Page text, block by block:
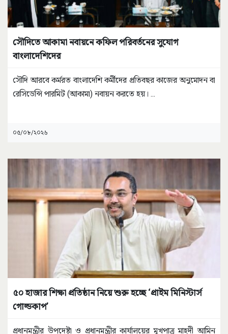
সৌদিতে আকামা নবায়নে কফিল পরিবর্তনের সুযোগ
বাংলাদেশিদের
সৌদি আরবে কর্মরত বাংলাদেশি কর্মীদের প্রতিবছর কাজের অনুমোদন বা
রেসিডেন্সি পারমিট (আকামা) নবায়ন করতে হয়। ...
০৫/০৮/২০২৬
৫০ হাজার শিক্ষা প্রতিষ্ঠান নিয়ে শুরু হচ্ছে ‘প্রাইম মিনিস্টার্স
গোল্ডকাপ’
প্রধানমন্ত্রীর উপদেষ্টা ও প্রধানমন্ত্রীর কার্যালয়ের মুখপাত্র মাহদী আমিন